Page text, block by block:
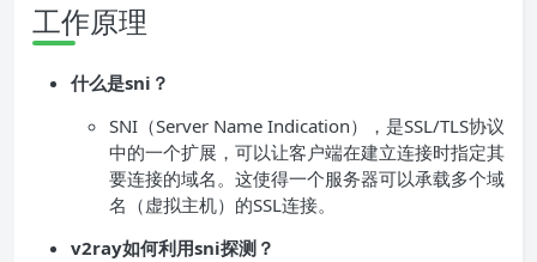
工作原理
什么是sni？
SNI（Server Name Indication），是SSL/TLS协议
中的一个扩展，可以让客户端在建立连接时指定其
要连接的域名。这使得一个服务器可以承载多个域
名（虚拟主机）的SSL连接。
v2ray如何利用sni探测？